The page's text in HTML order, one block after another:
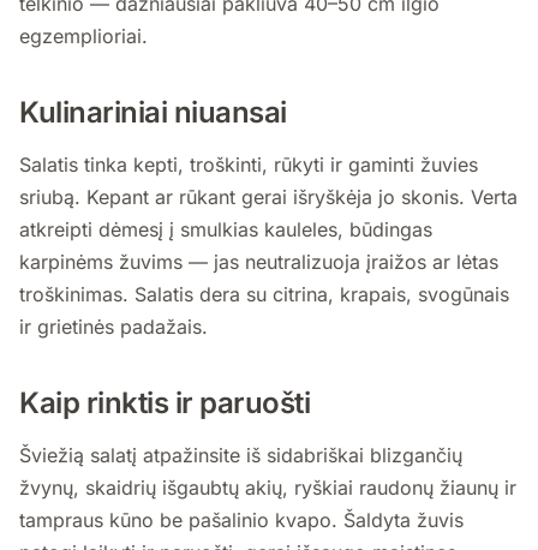
egzemplioriai.
Kulinariniai niuansai
Salatis tinka kepti, troškinti, rūkyti ir gaminti žuvies
sriubą. Kepant ar rūkant gerai išryškėja jo skonis. Verta
atkreipti dėmesį į smulkias kauleles, būdingas
karpinėms žuvims — jas neutralizuoja įraižos ar lėtas
troškinimas. Salatis dera su citrina, krapais, svogūnais
ir grietinės padažais.
Kaip rinktis ir paruošti
Šviežią salatį atpažinsite iš sidabriškai blizgančių
žvynų, skaidrių išgaubtų akių, ryškiai raudonų žiaunų ir
tampraus kūno be pašalinio kvapo. Šaldyta žuvis